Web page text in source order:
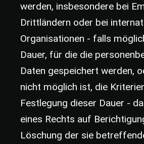
werden, insbesondere bei
Drittländern oder bei
Organisationen - falls
Dauer, für die die
Daten gespeichert werden,
nicht möglich ist, die
Festlegung dieser Dauer -
eines Rechts auf
Löschung der sie